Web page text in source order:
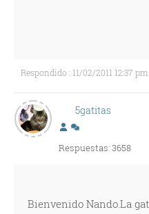
Respondido : 11/02/2011 12:37 pm
5gatitas
Respuestas: 3658
Bienvenido Nando.La